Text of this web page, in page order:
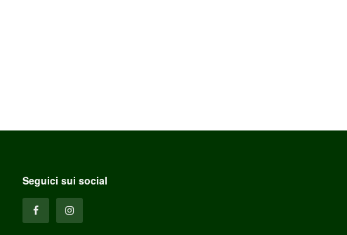
Seguici sui social